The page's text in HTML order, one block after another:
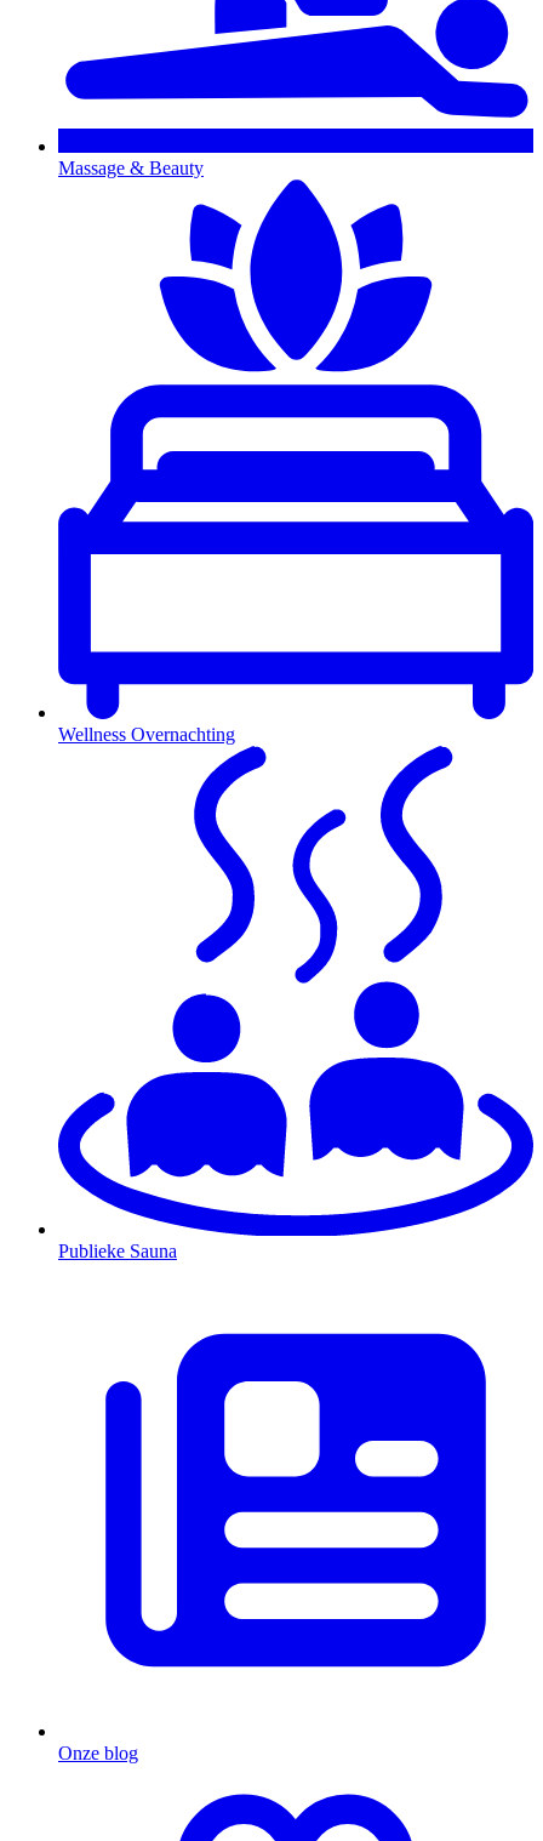
Massage & Beauty
Wellness Overnachting
Publieke Sauna
Onze blog